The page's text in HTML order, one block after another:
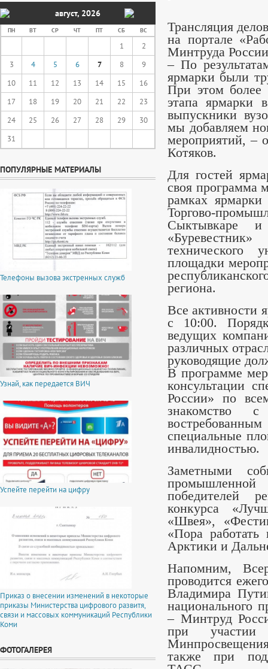
август, 2026
ПН ВТ СР ЧТ ПТ СБ ВС
1
2
3
4 5 6 7 8
9
10
11 12 13 14 15
16
17
18 19 20 21 22
23
24
25 26 27 28 29
30
31
ПОПУЛЯРНЫЕ МАТЕРИАЛЫ
Телефоны вызова экстренных служб
Узнай, как передается ВИЧ
Успейте перейти на цифру
Приказ о внесении изменений в некоторые
приказы Министерства цифрового развитя,
связи и массовых коммуникаций Республики
Коми
ФОТОГАЛЕРЕЯ
Трансляция
на портале
Минтруда
– По
ярмарки были
При этом более
этапа ярмарки
выпускники
мы добавляем
мероприятий, –
Котяков.
Для гостей
своя программа
рамках
Торгово-
Сыктывкаре и
технического
площадки
региона.
Все активности
с 10:00.
ведущих
различных
руководящие
В программе
консультации
России» по
знакомство
специальные
инвалидностью.
Заметными
победителей
конкурса
«Швея»,
«Пора
Арктики и
Напомним,
проводится
Владимира
национального
– Минтруд
при
также при